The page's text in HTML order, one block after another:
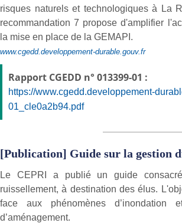
risques naturels et technologiques à La
recommandation 7 propose d'amplifier
la mise en place de la GEMAPI.
www.cgedd.developpement-durable.gouv.fr
Rapport CGEDD n° 013399-01 :
https://www.cgedd.developpement-
01_cle0a2b94.pdf
[Publication] Guide sur la gestion
Le CEPRI a publié un guide
ruissellement, à destination des élus.
face aux phénomènes
d’aménagement.